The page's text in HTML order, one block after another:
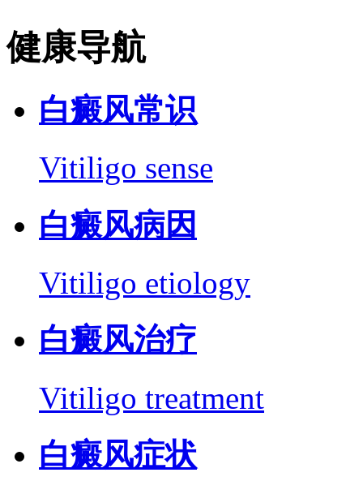
健康导航
白癜风常识
Vitiligo sense
白癜风病因
Vitiligo etiology
白癜风治疗
Vitiligo treatment
白癜风症状